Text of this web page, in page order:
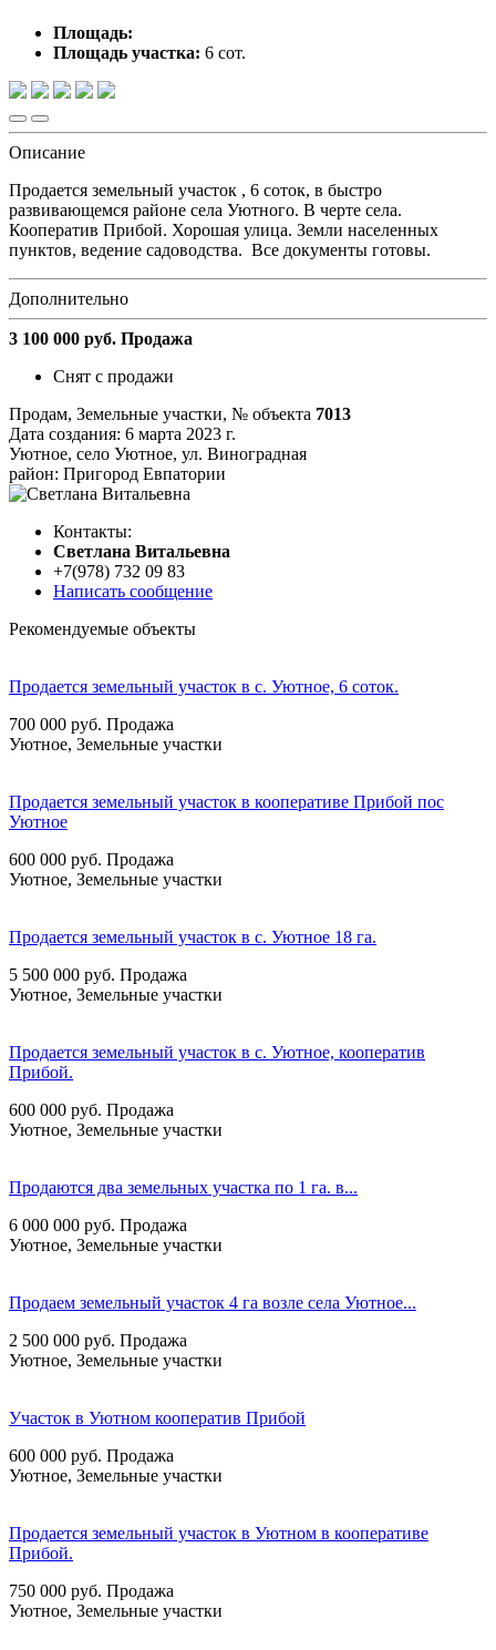
Площадь:
Площадь участка: 6 сот.
Описание
Продается земельный участок , 6 соток, в быстро
развивающемся районе села Уютного. В черте села.
Кооператив Прибой. Хорошая улица. Земли населенных
пунктов, ведение садоводства. Все документы готовы.
Дополнительно
3 100 000 руб. Продажа
Снят с продажи
Продам, Земельные участки, № объекта 7013
Дата создания: 6 марта 2023 г.
Уютное, село Уютное, ул. Виноградная
район: Пригород Евпатории
Контакты:
Cветлана Витальевна
+7(978) 732 09 83
Написать сообщение
Рекомендуемые объекты
Продается земельный участок в с. Уютное, 6 соток.
700 000 руб. Продажа
Уютное, Земельные участки
Продается земельный участок в кооперативе Прибой пос
Уютное
600 000 руб. Продажа
Уютное, Земельные участки
Продается земельный участок в с. Уютное 18 га.
5 500 000 руб. Продажа
Уютное, Земельные участки
Продается земельный участок в с. Уютное, кооператив
Прибой.
600 000 руб. Продажа
Уютное, Земельные участки
Продаются два земельных участка по 1 га. в...
6 000 000 руб. Продажа
Уютное, Земельные участки
Продаем земельный участок 4 га возле села Уютное...
2 500 000 руб. Продажа
Уютное, Земельные участки
Участок в Уютном кооператив Прибой
600 000 руб. Продажа
Уютное, Земельные участки
Продается земельный участок в Уютном в кооперативе
Прибой.
750 000 руб. Продажа
Уютное, Земельные участки